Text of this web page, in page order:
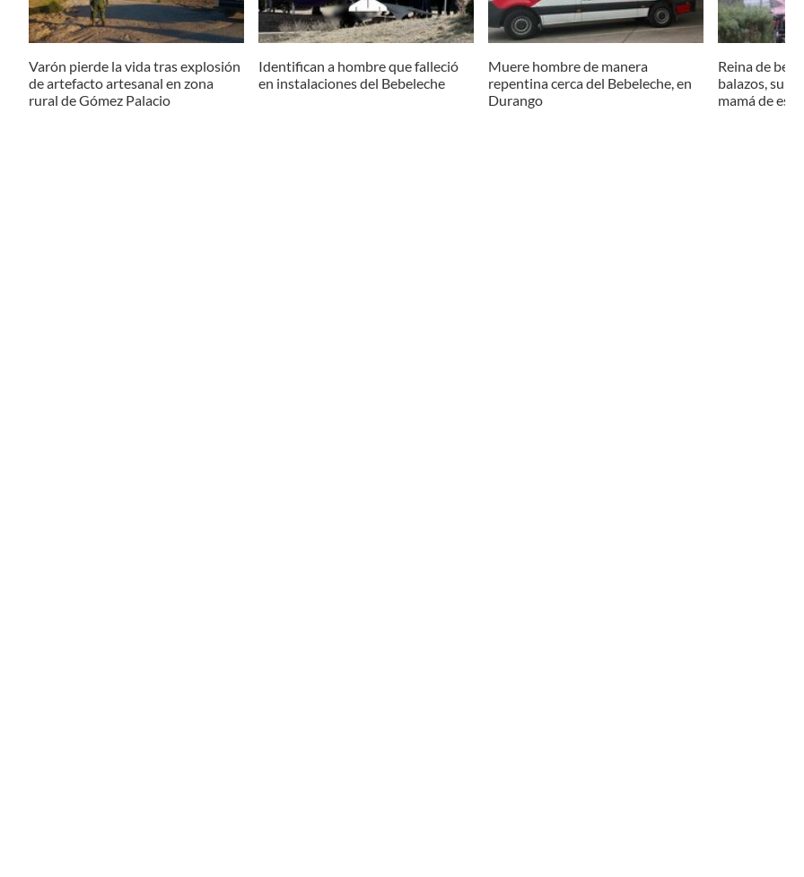
Varón pierde la vida tras explosión
de artefacto artesanal en zona
rural de Gómez Palacio
Identifican a hombre que falleció
en instalaciones del Bebeleche
Muere hombre de manera
repentina cerca del Bebeleche, en
Durango
Reina de
balazos, su
mamá de